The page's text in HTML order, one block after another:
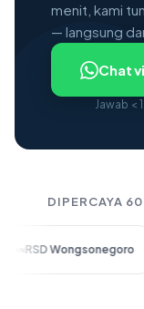
menit, kami
— langsung
Chat
Jawab <
DIPERCAYA